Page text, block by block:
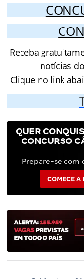
Receba
notícias
Clique no link
QUER
CONCURSO
Prepare-se com
COMECE A